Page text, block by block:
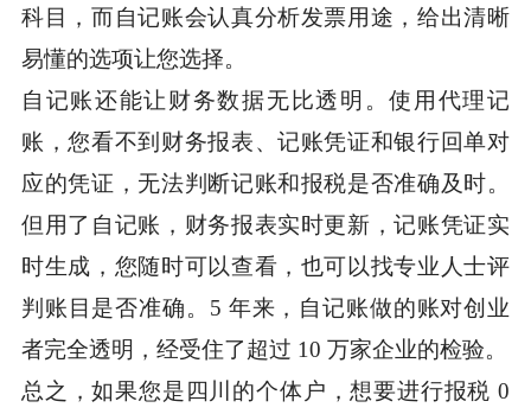
科目，而自记账会认真分析发票用途，给出清晰
易懂的选项让您选择。
自记账还能让财务数据无比透明。使用代理记
账，您看不到财务报表、记账凭证和银行回单对
应的凭证，无法判断记账和报税是否准确及时。
但用了自记账，财务报表实时更新，记账凭证实
时生成，您随时可以查看，也可以找专业人士评
判账目是否准确。5 年来，自记账做的账对创业
者完全透明，经受住了超过 10 万家企业的检验。
总之，如果您是四川的个体户，想要进行报税 0